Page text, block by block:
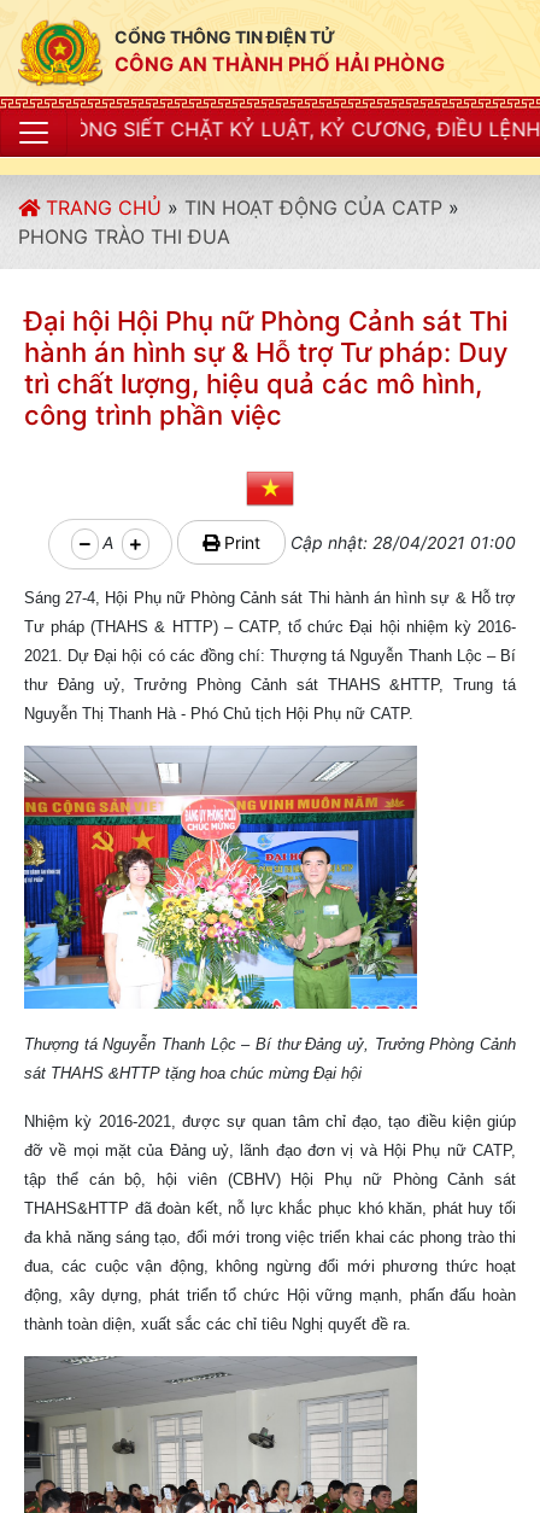
CỔNG THÔNG TIN ĐIỆN TỬ
CÔNG AN THÀNH PHỐ HẢI PHÒNG
KỶ LUẬT, KỶ CƯƠNG, ĐIỀU LỆNH; XÂY DỰNG NẾP
TRANG CHỦ » TIN HOẠT ĐỘNG CỦA CATP »
PHONG TRÀO THI ĐUA
Đại hội Hội Phụ nữ Phòng Cảnh sát Thi
hành án hình sự & Hỗ trợ Tư pháp: Duy
trì chất lượng, hiệu quả các mô hình,
công trình phần việc
A Print Cập nhật: 28/04/2021 01:00
Sáng 27-4, Hội Phụ nữ Phòng Cảnh sát Thi hành án hình sự & Hỗ trợ
Tư pháp (THAHS & HTTP) – CATP, tổ chức Đại hội nhiệm kỳ 2016-
2021. Dự Đại hội có các đồng chí: Thượng tá Nguyễn Thanh Lộc – Bí
thư Đảng uỷ, Trưởng Phòng Cảnh sát THAHS &HTTP, Trung tá
Nguyễn Thị Thanh Hà - Phó Chủ tịch Hội Phụ nữ CATP.
Thượng tá Nguyễn Thanh Lộc – Bí thư Đảng uỷ, Trưởng Phòng Cảnh
sát THAHS &HTTP tặng hoa chúc mừng Đại hội
Nhiệm kỳ 2016-2021, được sự quan tâm chỉ đạo, tạo điều kiện giúp
đỡ về mọi mặt của Đảng uỷ, lãnh đạo đơn vị và Hội Phụ nữ CATP,
tập thể cán bộ, hội viên (CBHV) Hội Phụ nữ Phòng Cảnh sát
THAHS&HTTP đã đoàn kết, nỗ lực khắc phục khó khăn, phát huy tối
đa khả năng sáng tạo, đổi mới trong việc triển khai các phong trào thi
đua, các cuộc vận động, không ngừng đổi mới phương thức hoạt
động, xây dựng, phát triển tổ chức Hội vững mạnh, phấn đấu hoàn
thành toàn diện, xuất sắc các chỉ tiêu Nghị quyết đề ra.